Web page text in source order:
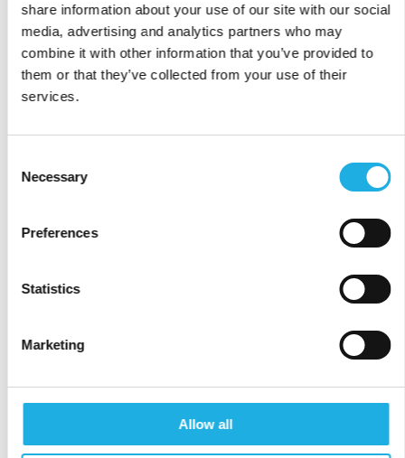
share information about your use of our site with our social
media, advertising and analytics partners who may
combine it with other information that you’ve provided to
them or that they’ve collected from your use of their
services.
Selection
Necessary
Preferences
Statistics
Marketing
Allow all
Forståelse for kandidatens erfaringer og
kunnskap.
Verdsetter kandidater som individer og ikke
bare som en ressurs for å fylle stillinger.
kandidaten skal jobbe i, og kandidatenes
irritasjon
kommunikasjon og rask prosess. Over
perioder med stillhet som den mest irriterende
Andre eksempler på situasjoner som
kandidater misliker er: